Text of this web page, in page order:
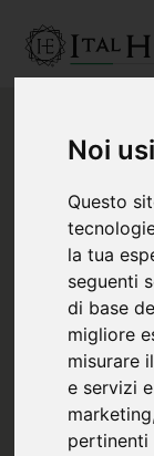
Noi
Questo
la tua
seguenti
di base
migliore
misurare
e servizi
marketing,
pertinenti